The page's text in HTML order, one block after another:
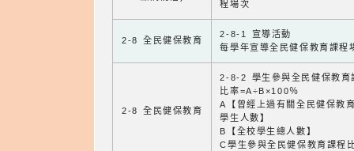
程場次
2-8 全民健保教育
2-8-1 宣導活動
每學年宣導全民健保教育課程
2-8 全民健保教育
2-8-2 學生參與全民健保教育
比率=A÷B×100％
A【曾經上過有關全民健保教
學生人數】
B【全校學生總人數】
C學生參與全民健保教育課程